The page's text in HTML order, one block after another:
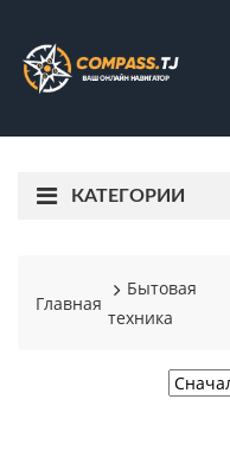
КАТЕГОРИИ
Главная
Бытовая
техника